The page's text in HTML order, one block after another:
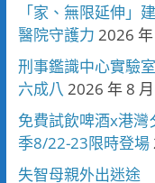
「家、無限延伸
醫院守護力 2026
刑事鑑識中心實驗
六成八 2026 年 8
免費試飲啤酒x港
季8/22-23限時登場
失智母親外出迷途